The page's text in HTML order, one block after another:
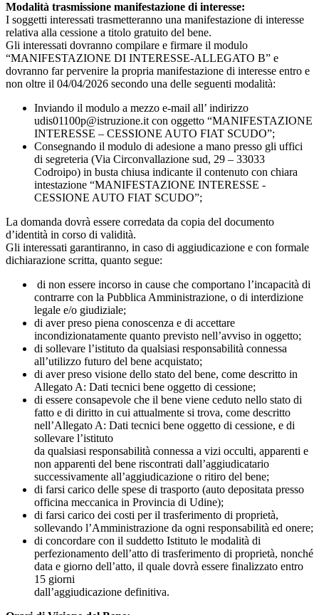
Modalità trasmissione manifestazione di interesse:
I soggetti interessati trasmetteranno una manifestazione di interesse
relativa alla cessione a titolo gratuito del bene.
Gli interessati dovranno compilare e firmare il modulo
“MANIFESTAZIONE DI INTERESSE-ALLEGATO B” e
dovranno far pervenire la propria manifestazione di interesse entro e
non oltre il 04/04/2026 secondo una delle seguenti modalità:
Inviando il modulo a mezzo e-mail all’ indirizzo
udis01100p@istruzione.it con oggetto “MANIFESTAZIONE
INTERESSE – CESSIONE AUTO FIAT SCUDO”;
Consegnando il modulo di adesione a mano presso gli uffici
di segreteria (Via Circonvallazione sud, 29 – 33033
Codroipo) in busta chiusa indicante il contenuto con chiara
intestazione “MANIFESTAZIONE INTERESSE -
CESSIONE AUTO FIAT SCUDO”;
La domanda dovrà essere corredata da copia del documento
d’identità in corso di validità.
Gli interessati garantiranno, in caso di aggiudicazione e con formale
dichiarazione scritta, quanto segue:
di non essere incorso in cause che comportano l’incapacità di
contrarre con la Pubblica Amministrazione, o di interdizione
legale e/o giudiziale;
di aver preso piena conoscenza e di accettare
incondizionatamente quanto previsto nell’avviso in oggetto;
di sollevare l’istituto da qualsiasi responsabilità connessa
all’utilizzo futuro del bene acquistato;
di aver preso visione dello stato del bene, come descritto in
Allegato A: Dati tecnici bene oggetto di cessione;
di essere consapevole che il bene viene ceduto nello stato di
fatto e di diritto in cui attualmente si trova, come descritto
nell’Allegato A: Dati tecnici bene oggetto di cessione, e di
sollevare l’istituto
da qualsiasi responsabilità connessa a vizi occulti, apparenti e
non apparenti del bene riscontrati dall’aggiudicatario
successivamente all’aggiudicazione o ritiro del bene;
di farsi carico delle spese di trasporto (auto depositata presso
officina meccanica in Provincia di Udine);
di farsi carico dei costi per il trasferimento di proprietà,
sollevando l’Amministrazione da ogni responsabilità ed onere;
di concordare con il suddetto Istituto le modalità di
perfezionamento dell’atto di trasferimento di proprietà, nonché
data e giorno dell’atto, il quale dovrà essere finalizzato entro
15 giorni
dall’aggiudicazione definitiva.